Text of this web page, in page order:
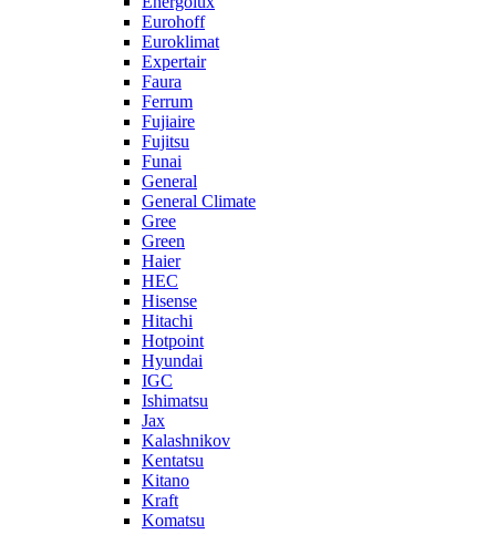
Eurohoff
Euroklimat
Expertair
Faura
Ferrum
Fujiaire
Fujitsu
Funai
General
General Climate
Gree
Green
Haier
HEC
Hisense
Hitachi
Hotpoint
Hyundai
IGC
Ishimatsu
Jax
Kalashnikov
Kentatsu
Kitano
Kraft
Komatsu